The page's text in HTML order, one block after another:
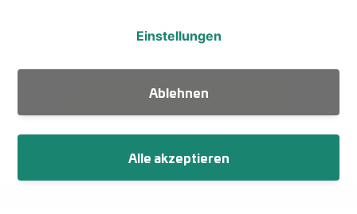
Ablehnen
Einstellungen
Alle akzeptieren